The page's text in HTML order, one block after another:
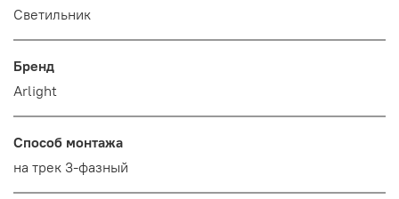
Светильник
Бренд
Arlight
Способ монтажа
на трек 3-фазный